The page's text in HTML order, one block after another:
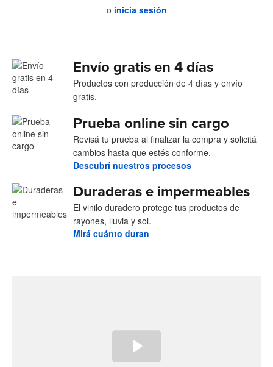
o inicia sesión
Envío gratis en 4 días
Productos con producción de 4 días y envío
gratis.
Prueba online sin cargo
Revisá tu prueba al finalizar la compra y solicitá
cambios hasta que estés conforme.
Descubrí nuestros procesos
Duraderas e impermeables
El vinilo duradero protege tus productos de
rayones, lluvia y sol.
Mirá cuánto duran